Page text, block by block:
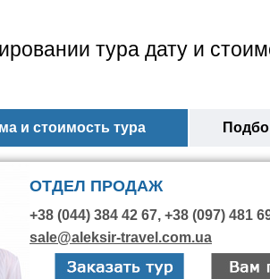
тура дату и
и стоимость тура
ОТДЕЛ ПРОДАЖ
+38 (044) 384 42 67, +38 (097) 481
sale@aleksir-travel.com.ua